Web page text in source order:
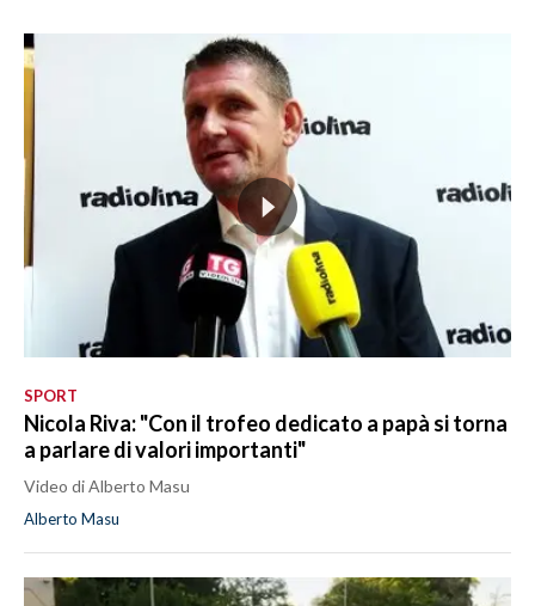
SPORT
Nicola Riva: "Con il trofeo dedicato a papà si torna
a parlare di valori importanti"
Video di Alberto Masu
Alberto Masu